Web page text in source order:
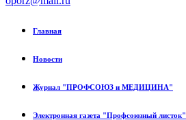
Главная
Новости
Журнал "ПРОФСОЮЗ и МЕДИЦИНА"
Электронная газета "Профсоюзный листок"